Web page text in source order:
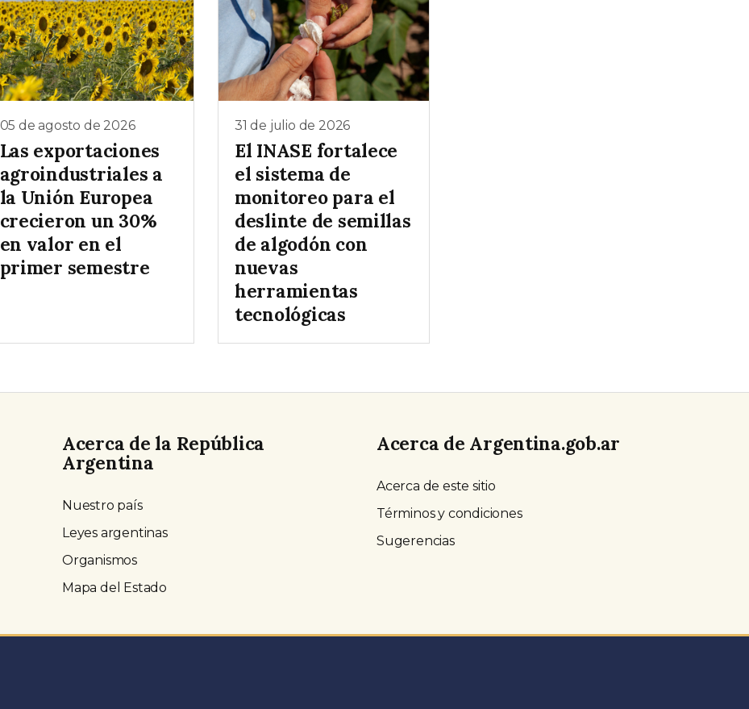
05 de agosto de 2026
Las exportaciones
agroindustriales a
la Unión Europea
crecieron un 30%
en valor en el
primer semestre
31 de julio de 2026
El INASE fortalece
el sistema de
monitoreo para el
deslinte de semillas
de algodón con
nuevas
herramientas
tecnológicas
Acerca de la República
Argentina
Nuestro país
Leyes argentinas
Organismos
Mapa del Estado
Acerca de Argentina.gob.ar
Acerca de este sitio
Términos y condiciones
Sugerencias